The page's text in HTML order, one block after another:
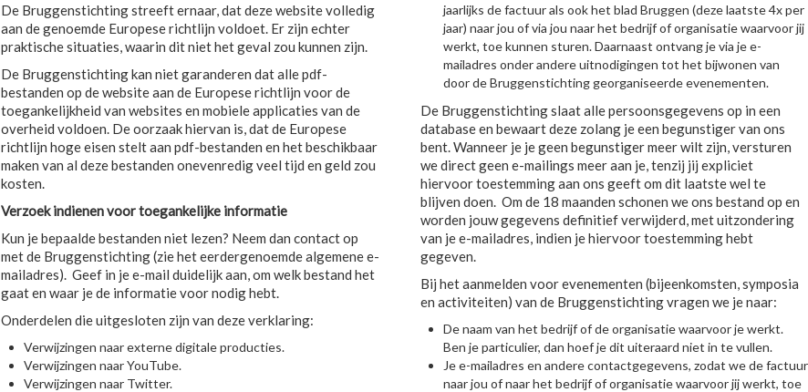
De Bruggenstichting streeft ernaar, dat deze website volledig
aan de genoemde Europese richtlijn voldoet. Er zijn echter
praktische situaties, waarin dit niet het geval zou kunnen zijn.
De Bruggenstichting kan niet garanderen dat alle pdf-
bestanden op de website aan de Europese richtlijn voor de
toegankelijkheid van websites en mobiele applicaties van de
overheid voldoen. De oorzaak hiervan is, dat de Europese
richtlijn hoge eisen stelt aan pdf-bestanden en het beschikbaar
maken van al deze bestanden onevenredig veel tijd en geld zou
kosten.
Verzoek indienen voor toegankelijke informatie
Kun je bepaalde bestanden niet lezen? Neem dan contact op
met de Bruggenstichting (zie het eerdergenoemde algemene e-
mailadres). Geef in je e-mail duidelijk aan, om welk bestand het
gaat en waar je de informatie voor nodig hebt.
Onderdelen die uitgesloten zijn van deze verklaring:
Verwijzingen naar externe digitale producties.
Verwijzingen naar YouTube.
Verwijzingen naar Twitter.
jaarlijks de factuur als ook het blad Bruggen (deze laatste 4x per
jaar) naar jou of via jou naar het bedrijf of organisatie waarvoor jij
werkt, toe kunnen sturen. Daarnaast ontvang je via je e-
mailadres onder andere uitnodigingen tot het bijwonen van
door de Bruggenstichting georganiseerde evenementen.
De Bruggenstichting slaat alle persoonsgegevens op in een
database en bewaart deze zolang je een begunstiger van ons
bent. Wanneer je je geen begunstiger meer wilt zijn, versturen
we direct geen e-mailings meer aan je, tenzij jij expliciet
hiervoor toestemming aan ons geeft om dit laatste wel te
blijven doen. Om de 18 maanden schonen we ons bestand op en
worden jouw gegevens definitief verwijderd, met uitzondering
van je e-mailadres, indien je hiervoor toestemming hebt
gegeven.
Bij het aanmelden voor evenementen (bijeenkomsten, symposia
en activiteiten) van de Bruggenstichting vragen we je naar:
De naam van het bedrijf of de organisatie waarvoor je werkt.
Ben je particulier, dan hoef je dit uiteraard niet in te vullen.
Je e-mailadres en andere contactgegevens, zodat we de factuur
naar jou of naar het bedrijf of organisatie waarvoor jij werkt, toe